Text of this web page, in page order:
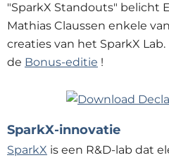
"SparkX Standouts" belicht
Mathias Claussen enkele
creaties van het SparkX
de Bonus-editie !
SparkX-innovatie
SparkX is een R&D-lab dat